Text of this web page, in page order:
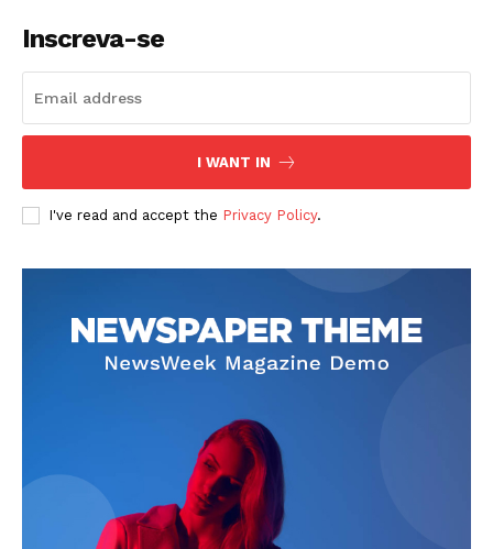
Inscreva-se
I WANT IN
I've read and accept the Privacy Policy.